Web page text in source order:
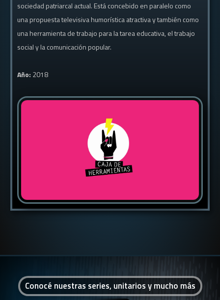
sociedad patriarcal actual. Está concebido en paralelo como
una propuesta televisiva humorística atractiva y también como
una herramienta de trabajo para la tarea educativa, el trabajo
social y la comunicación popular.
Año: 2018
Conocé nuestras series, unitarios y mucho más